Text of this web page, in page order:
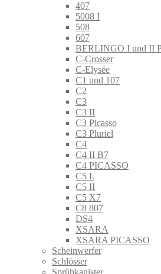
407
5008 I
508
607
BERLINGO I und II
C-Crosser
C-Elysée
C1 und 107
C2
C3
C3 II
C3 Picasso
C3 Pluriel
C4
C4 II B7
C4 PICASSO
C5 I.
C5 II
C5 X7
C8 807
DS4
XSARA
XSARA PICASSO
Scheinwerfer
Schlösser
Sprühkanister